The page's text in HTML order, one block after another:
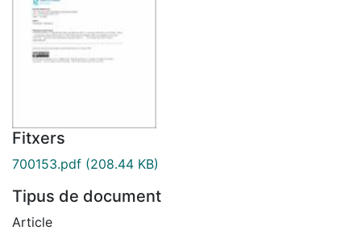
Fitxers
700153.pdf (208.44 KB)
Tipus de document
Article